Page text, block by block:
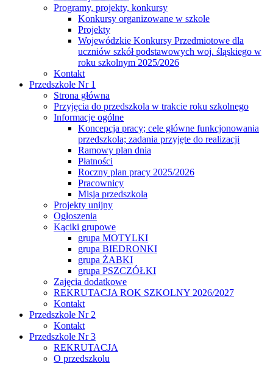
Programy, projekty, konkursy
Konkursy organizowane w szkole
Projekty
Wojewódzkie Konkursy Przedmiotowe dla
uczniów szkół podstawowych woj. śląskiego w
roku szkolnym 2025/2026
Kontakt
Przedszkole Nr 1
Strona główna
Przyjęcia do przedszkola w trakcie roku szkolnego
Informacje ogólne
Koncepcja pracy; cele główne funkcjonowania
przedszkola; zadania przyjęte do realizacji
Ramowy plan dnia
Płatności
Roczny plan pracy 2025/2026
Pracownicy
Misja przedszkola
Projekty unijny
Ogłoszenia
Kąciki grupowe
grupa MOTYLKI
grupa BIEDRONKI
grupa ŻABKI
grupa PSZCZÓŁKI
Zajęcia dodatkowe
REKRUTACJA ROK SZKOLNY 2026/2027
Kontakt
Przedszkole Nr 2
Kontakt
Przedszkole Nr 3
REKRUTACJA
O przedszkolu